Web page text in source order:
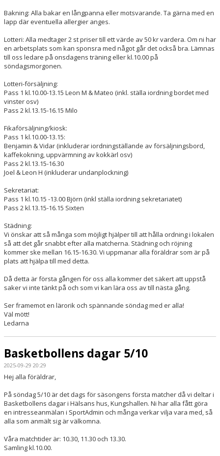
Bakning: Alla bakar en långpanna eller motsvarande. Ta gärna med en
lapp där eventuella allergier anges.
Lotteri: Alla medtager 2 st priser till ett värde av 50 kr vardera. Om ni har
en arbetsplats som kan sponsra med något går det också bra. Lämnas
till oss ledare på onsdagens träning eller kl.10.00 på
söndagsmorgonen.
Lotteri-försäljning:
Pass 1 kl.10.00-13.15 Leon M & Mateo (inkl. ställa iordning bordet med
vinster osv)
Pass 2 kl.13.15-16.15 Milo
Fikaförsäljning/kiosk:
Pass 1 kl.10.00-13.15:
Benjamin & Vidar (inkluderar iordningställande av försäljningsbord,
kaffekokning, uppvärmning av kokkärl osv)
Pass 2 kl.13.15-16.30
Joel & Leon H (inkluderar undanplockning)
Sekretariat:
Pass 1 kl.10.15 -13.00 Björn (inkl ställa iordning sekretariatet)
Pass 2 kl.13.15-16.15 Sixten
Städning:
Vi önskar att så många som möjligt hjälper till att hålla ordning i lokalen
så att det går snabbt efter alla matcherna. Städning och röjning
kommer ske mellan 16.15-16.30. Vi uppmanar alla föräldrar som är på
plats att hjälpa till med detta.
Då detta är första gången för oss alla kommer det säkert att uppstå
saker vi inte tänkt på och som vi kan lära oss av till nästa gång.
Ser framemot en lärorik och spännande söndag med er alla!
Väl mött!
Ledarna
Basketbollens dagar 5/10
2025-09-29 20:29
Hej alla föräldrar,
På söndag 5/10 är det dags för säsongens första matcher då vi deltar i
Basketbollens dagar i Hälsans hus, Kungshallen. Ni har alla fått göra
en intresseanmälan i SportAdmin och många verkar vilja vara med, så
alla som anmält sig är välkomna.
Våra matchtider är: 10.30, 11.30 och 13.30.
Samling kl.10.00.